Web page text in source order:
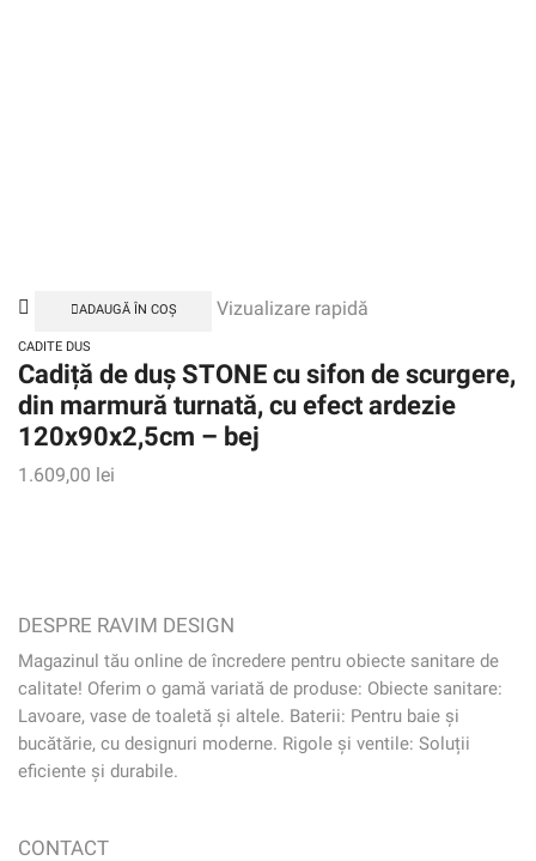
ADAUGĂ ÎN COȘ Vizualizare rapidă
CADITE DUS
Cadiță de duș STONE cu sifon de scurgere,
din marmură turnată, cu efect ardezie
120x90x2,5cm – bej
1.609,00 lei
DESPRE RAVIM DESIGN
Magazinul tău online de încredere pentru obiecte sanitare de
calitate! Oferim o gamă variată de produse: Obiecte sanitare:
Lavoare, vase de toaletă și altele. Baterii: Pentru baie și
bucătărie, cu designuri moderne. Rigole și ventile: Soluții
eficiente și durabile.
CONTACT